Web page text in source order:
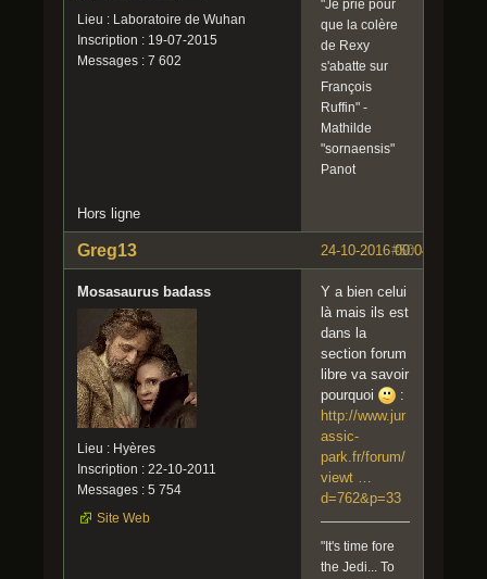
Lieu : Laboratoire de Wuhan
Inscription : 19-07-2015
Messages : 7 602
"Je prie pour
que la colère
de Rexy
s'abatte sur
François
Ruffin" -
Mathilde
"sornaensis"
Panot
Hors ligne
#50
24-10-2016 00:04:40
Greg13
Mosasaurus badass
Lieu : Hyères
Inscription : 22-10-2011
Messages : 5 754
Site Web
Y a bien celui
là mais ils est
dans la
section forum
libre va savoir
pourquoi
:
http://www.jur
assic-
park.fr/forum/
viewt …
d=762&p=33
"It's time fore
the Jedi... To